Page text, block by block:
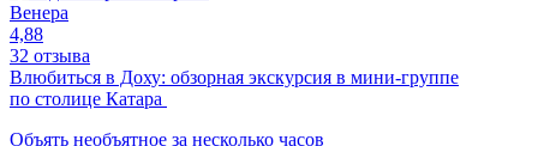
Венера
4,88
32 отзыва
Влюбиться в Доху: обзорная экскурсия в мини-группе
по столице Катара
Объять необъятное за несколько часов